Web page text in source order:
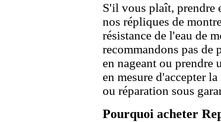
S'il vous plaît, prendre
nos répliques de
résistance de l'eau de
recommandons pas de
en nageant ou prendre
en mesure d'accepter
ou réparation sous
Pourquoi acheter